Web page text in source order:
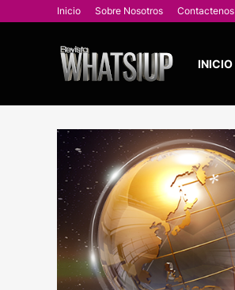
Inicio Sobre Nosotros Contactenos
INICIO